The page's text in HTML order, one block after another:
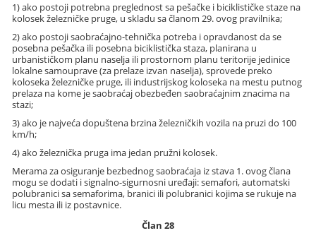
1) ako postoji potrebna preglednost sa pešačke i biciklističke staze na
kolosek železničke pruge, u skladu sa članom 29. ovog pravilnika;
2) ako postoji saobraćajno-tehnička potreba i opravdanost da se
posebna pešačka ili posebna biciklistička staza, planirana u
urbanističkom planu naselja ili prostornom planu teritorije jedinice
lokalne samouprave (za prelaze izvan naselja), sprovede preko
koloseka železničke pruge, ili industrijskog koloseka na mestu putnog
prelaza na kome je saobraćaj obezbeđen saobraćajnim znacima na
stazi;
3) ako je najveća dopuštena brzina železničkih vozila na pruzi do 100
km/h;
4) ako železnička pruga ima jedan pružni kolosek.
Merama za osiguranje bezbednog saobraćaja iz stava 1. ovog člana
mogu se dodati i signalno-sigurnosni uređaji: semafori, automatski
polubranici sa semaforima, branici ili polubranici kojima se rukuje na
licu mesta ili iz postavnice.
Član 28